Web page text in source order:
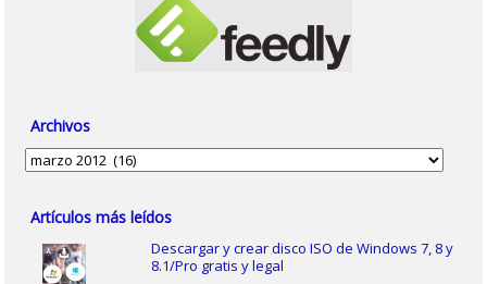
Archivos
Archivos
Artículos más leídos
Descargar y crear disco ISO de Windows 7, 8 y
8.1/Pro gratis y legal